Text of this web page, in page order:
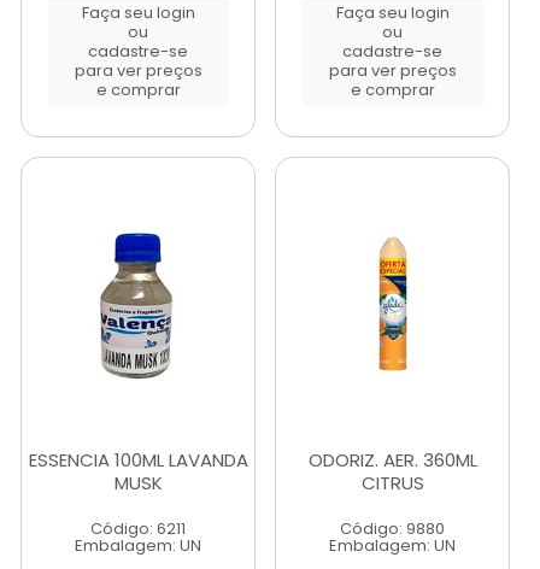
Faça seu login
ou
cadastre-se
para ver preços
e comprar
Faça seu login
ou
cadastre-se
para ver preços
e comprar
ESSENCIA 100ML LAVANDA
MUSK
Código: 6211
Embalagem: UN
ODORIZ. AER. 360ML
CITRUS
Código: 9880
Embalagem: UN